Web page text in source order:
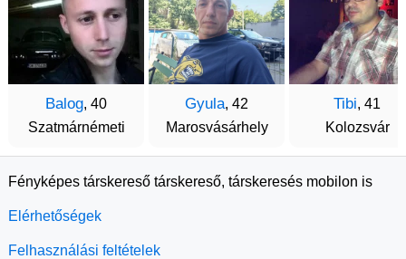
Balog, 40
Szatmárnémeti
Gyula, 42
Marosvásárhely
Tibi, 41
Kolozsvár
Fényképes társkereső társkereső, társkeresés mobilon is
Elérhetőségek
Felhasználási feltételek